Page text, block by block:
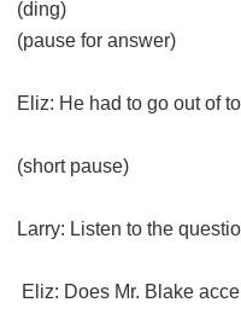
(ding)
(pause for answer)
Eliz: He had to go out of
(short pause)
Larry: Listen to the
Eliz: Does Mr. Blake